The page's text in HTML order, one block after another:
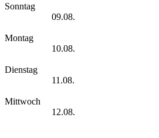
Sonntag
09.08.
Montag
10.08.
Dienstag
11.08.
Mittwoch
12.08.